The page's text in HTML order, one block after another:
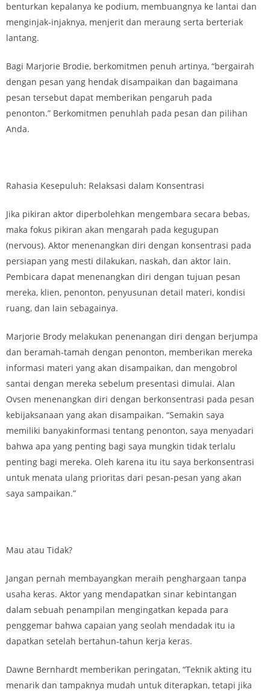
benturkan kepalanya ke podium, membuangnya ke lantai dan
menginjak-injaknya, menjerit dan meraung serta berteriak
lantang.
Bagi Marjorie Brodie, berkomitmen penuh artinya, “bergairah
dengan pesan yang hendak disampaikan dan bagaimana
pesan tersebut dapat memberikan pengaruh pada
penonton.” Berkomitmen penuhlah pada pesan dan pilihan
Anda.
Rahasia Kesepuluh: Relaksasi dalam Konsentrasi
Jika pikiran aktor diperbolehkan mengembara secara bebas,
maka fokus pikiran akan mengarah pada kegugupan
(nervous). Aktor menenangkan diri dengan konsentrasi pada
persiapan yang mesti dilakukan, naskah, dan aktor lain.
Pembicara dapat menenangkan diri dengan tujuan pesan
mereka, klien, penonton, penyusunan detail materi, kondisi
ruang, dan lain sebagainya.
Marjorie Brody melakukan penenangan diri dengan berjumpa
dan beramah-tamah dengan penonton, memberikan mereka
informasi materi yang akan disampaikan, dan mengobrol
santai dengan mereka sebelum presentasi dimulai. Alan
Ovsen menenangkan diri dengan berkonsentrasi pada pesan
kebijaksanaan yang akan disampaikan. “Semakin saya
memiliki banyakinformasi tentang penonton, saya menyadari
bahwa apa yang penting bagi saya mungkin tidak terlalu
penting bagi mereka. Oleh karena itu itu saya berkonsentrasi
untuk menata ulang prioritas dari pesan-pesan yang akan
saya sampaikan.”
Mau atau Tidak?
Jangan pernah membayangkan meraih penghargaan tanpa
usaha keras. Aktor yang mendapatkan sinar kebintangan
dalam sebuah penampilan mengingatkan kepada para
penggemar bahwa capaian yang seolah mendadak itu ia
dapatkan setelah bertahun-tahun kerja keras.
Dawne Bernhardt memberikan peringatan, “Teknik akting itu
menarik dan tampaknya mudah untuk diterapkan, tetapi jika